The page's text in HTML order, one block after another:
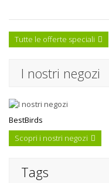
Tutte le offerte speciali
I nostri negozi
BestBirds
Scopri i nostri negozi
Tags